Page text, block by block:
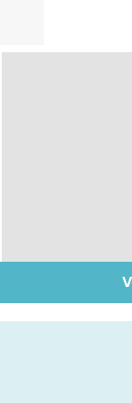
Glandes
les tumeurs